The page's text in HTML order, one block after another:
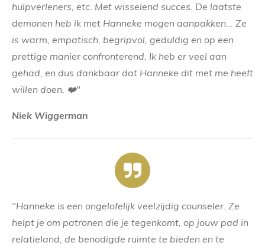
hulpverleners, etc. Met wisselend succes. De laatste
demonen heb ik met Hanneke mogen aanpakken... Ze
is warm, empatisch, begripvol, geduldig en op een
prettige manier confronterend. Ik heb er veel aan
gehad, en dus dankbaar dat Hanneke dit met me heeft
willen doen. ❤️"
Niek Wiggerman
"Hanneke is een ongelofelijk veelzijdig counseler. Ze
helpt je om patronen die je tegenkomt, op jouw pad in
relatieland, de benodigde ruimte te bieden en te